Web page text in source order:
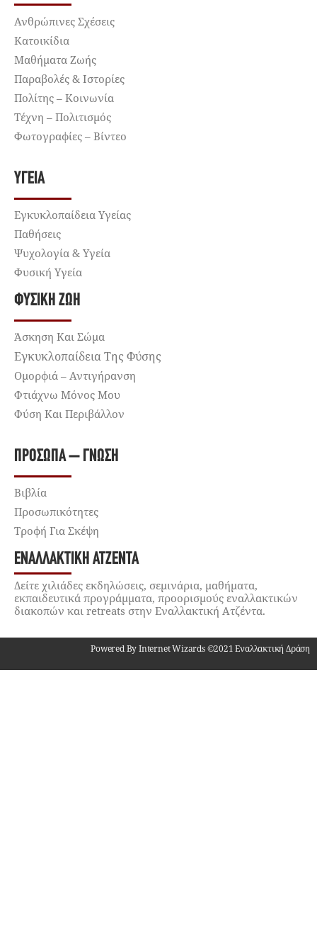
Ανθρώπινες Σχέσεις
Κατοικίδια
Μαθήματα Ζωής
Παραβολές & Ιστορίες
Πολίτης – Κοινωνία
Τέχνη – Πολιτισμός
Φωτογραφίες – Βίντεο
ΥΓΕΊΑ
Εγκυκλοπαίδεια Υγείας
Παθήσεις
Ψυχολογία & Υγεία
Φυσική Υγεία
ΦΥΣΙΚΉ ΖΩΉ
Άσκηση Και Σώμα
Εγκυκλοπαίδεια Της Φύσης
Ομορφιά – Αντιγήρανση
Φτιάχνω Μόνος Μου
Φύση Και Περιβάλλον
ΠΡΌΣΩΠΑ – ΓΝΏΣΗ
Βιβλία
Προσωπικότητες
Τροφή Για Σκέψη
ΕΝΑΛΛΑΚΤΙΚΉ ΑΤΖΈΝΤΑ
Δείτε χιλιάδες εκδηλώσεις, σεμινάρια, μαθήματα,
εκπαιδευτικά προγράμματα, προορισμούς εναλλακτικών
διακοπών και retreats στην Εναλλακτική Ατζέντα.
Powered By Internet Wizards ©2021 Εναλλακτική Δράση